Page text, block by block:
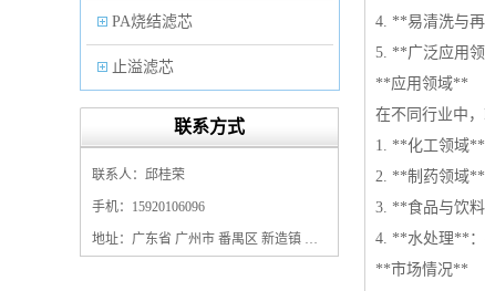
PA烧结滤芯
止溢滤芯
PP塑料过滤器
保安过滤器滤芯
联系方式
联系人：邱桂荣
手机：15920106096
地址：广东省 广州市 番禺区 新造镇 新造镇石角咀街4号三楼之一
4. **易清洗与
5. **广泛应用
**应用领域**
在不同行业中
1. **化工领域**
2. **制药领域**
3. **食品与饮
4. **水处理**：
**市场情况**